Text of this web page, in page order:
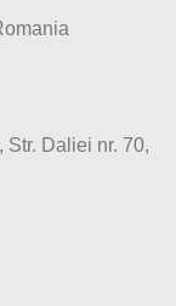
Daliei nr. 70,